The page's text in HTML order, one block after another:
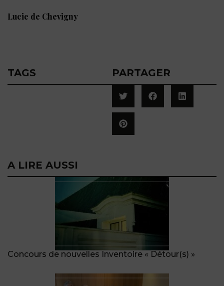
Lucie de Chevigny
TAGS PARTAGER
A LIRE AUSSI
Concours de nouvelles Inventoire « Détour(s) »